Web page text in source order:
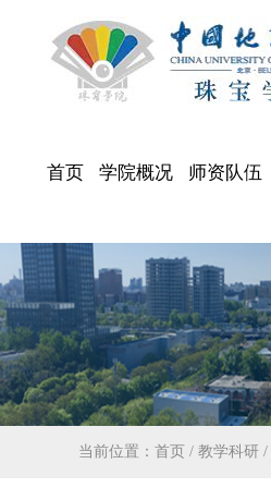
首页 学院概况 师资队伍
当前位置： 首页 / 教学科研 /